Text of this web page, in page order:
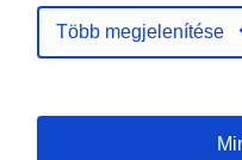
nyilvántartás:
Több megjelenítése